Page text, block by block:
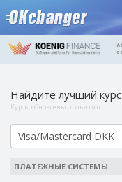
Найдите лучший курс
Курсы обновлены: только что
ПЛАТЕЖНЫЕ СИСТЕМЫ